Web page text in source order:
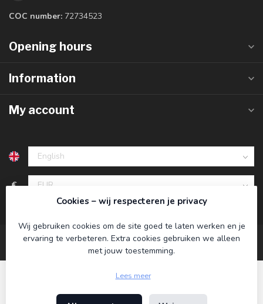
COC number: 72734523
Opening hours
Information
My account
€
Cookies – wij respecteren je privacy
Wij gebruiken cookies om de site goed te laten werken en je
ervaring te verbeteren. Extra cookies gebruiken we alleen
met jouw toestemming.
Lees meer